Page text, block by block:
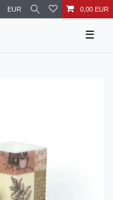
EUR 0,00 EUR
☰